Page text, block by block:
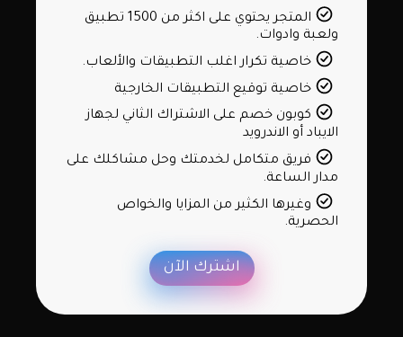
المتجر يحتوي على اكثر من 1500 تطبيق
ولعبة وادوات.
خاصية تكرار اغلب التطبيقات والألعاب.
خاصية توقيع التطبيقات الخارجية
كوبون خصم على الاشتراك الثاني لجهاز
الايباد أو الاندرويد
فريق متكامل لخدمتك وحل مشاكلك على
مدار الساعة.
وغيرها الكثير من المزايا والخواص
الحصرية.
اشترك الآن